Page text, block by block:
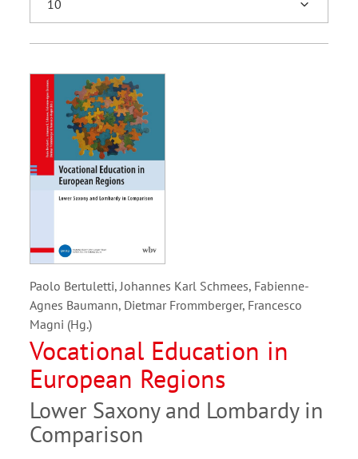
Paolo Bertuletti, Johannes Karl Schmees, Fabienne-
Agnes Baumann, Dietmar Frommberger, Francesco
Magni (Hg.)
Vocational Education in
European Regions
Lower Saxony and Lombardy in
Comparison